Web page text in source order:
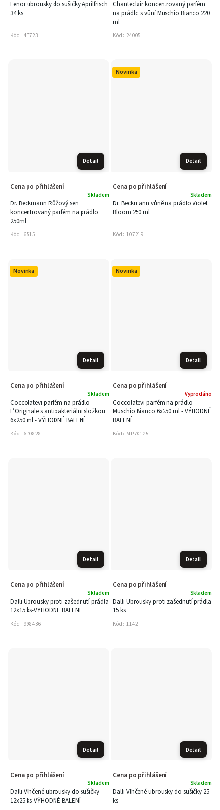
Lenor ubrousky do sušičky Aprilfrisch
34 ks
Kód: 47723
Chanteclair koncentrovaný parfém
na prádlo s vůní Muschio Bianco 220
ml
Kód: 24005
Detail
Dr. Beckmann Růžový sen
koncentrovaný parfém na prádlo
250ml
Skladem
Cena po přihlášení
Kód: 6515
Novinka
Detail
Dr. Beckmann vůně na prádlo Violet
Bloom 250 ml
Skladem
Cena po přihlášení
Kód: 107219
Novinka
Detail
Coccolatevi parfém na prádlo
L’Originale s antibakteriální složkou
6x250 ml - VÝHODNÉ BALENÍ
Skladem
Cena po přihlášení
Kód: 670828
Novinka
Detail
Coccolatevi parfém na prádlo
Muschio Bianco 6x250 ml - VÝHODNÉ
BALENÍ
Vyprodáno
Cena po přihlášení
Kód: MP70125
Detail
Dalli Ubrousky proti zašednutí prádla
12x15 ks-VÝHODNÉ BALENÍ
Skladem
Cena po přihlášení
Kód: 998436
Detail
Dalli Ubrousky proti zašednutí prádla
15 ks
Skladem
Cena po přihlášení
Kód: 1142
Detail
Dalli Vlhčené ubrousky do sušičky
12x25 ks-VÝHODNÉ BALENÍ
Skladem
Cena po přihlášení
Detail
Dalli Vlhčené ubrousky do sušičky 25
ks
Skladem
Cena po přihlášení